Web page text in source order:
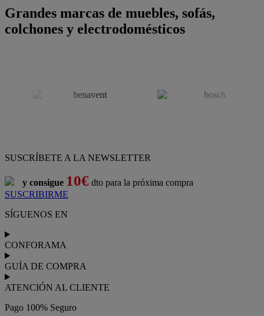
Grandes marcas de muebles, sofás,
colchones y electrodomésticos
SUSCRÍBETE A LA NEWSLETTER
y consigue 10€ dto para la próxima compra
SUSCRIBIRME
SÍGUENOS EN
CONFORAMA
GUÍA DE COMPRA
ATENCIÓN AL CLIENTE
Pago 100% Seguro